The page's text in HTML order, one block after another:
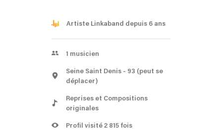
Artiste Linkaband depuis 6 ans
1 musicien
Seine Saint Denis - 93 (peut se
déplacer)
Reprises et Compositions
originales
Profil visité 2 815 fois